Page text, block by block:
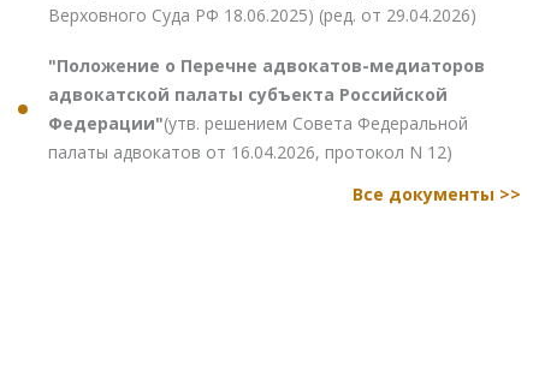
Верховного Суда РФ 18.06.2025) (ред. от 29.04.2026)
"Положение о Перечне адвокатов-медиаторов
адвокатской палаты субъекта Российской
Федерации"(утв. решением Совета Федеральной
палаты адвокатов от 16.04.2026, протокол N 12)
Все документы >>